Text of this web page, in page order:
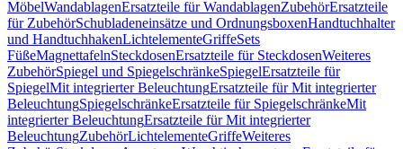
MöbelWandablagenErsatzteile für WandablagenZubehörErsatzteile
für ZubehörSchubladeneinsätze und OrdnungsboxenHandtuchhalter
und HandtuchhakenLichtelementeGriffeSets
FüßeMagnettafelnSteckdosenErsatzteile für SteckdosenWeiteres
ZubehörSpiegel und SpiegelschränkeSpiegelErsatzteile für
SpiegelMit integrierter BeleuchtungErsatzteile für Mit integrierter
BeleuchtungSpiegelschränkeErsatzteile für SpiegelschränkeMit
integrierter BeleuchtungErsatzteile für Mit integrierter
BeleuchtungZubehörLichtelementeGriffeWeiteres